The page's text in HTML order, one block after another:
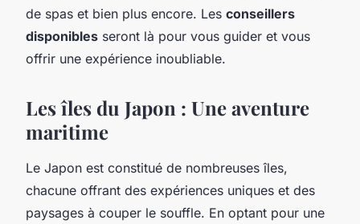
de spas et bien plus encore. Les conseillers
disponibles seront là pour vous guider et vous
offrir une expérience inoubliable.
Les îles du Japon : Une aventure
maritime
Le Japon est constitué de nombreuses îles,
chacune offrant des expériences uniques et des
paysages à couper le souffle. En optant pour une